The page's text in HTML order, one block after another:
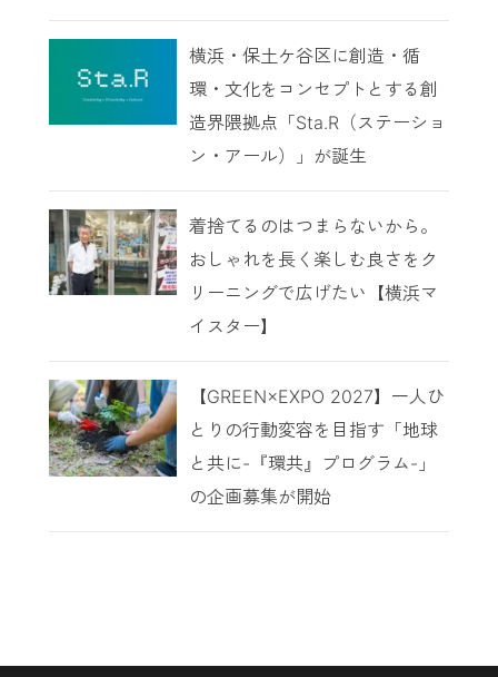
横浜・保土ケ谷区に創造・循
環・文化をコンセプトとする創
造界隈拠点「Sta.R（ステーショ
ン・アール）」が誕生
着捨てるのはつまらないから。
おしゃれを長く楽しむ良さをク
リーニングで広げたい【横浜マ
イスター】
【GREEN×EXPO 2027】一人ひ
とりの行動変容を目指す「地球
と共に-『環共』プログラム-」
の企画募集が開始